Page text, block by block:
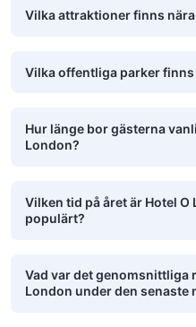
Vilka attraktioner finns
Vilka offentliga parker finns
Hur länge bor gästerna
London?
Vilken tid på året är Hotel
populärt?
Vad var det genomsnittliga
London under den senaste